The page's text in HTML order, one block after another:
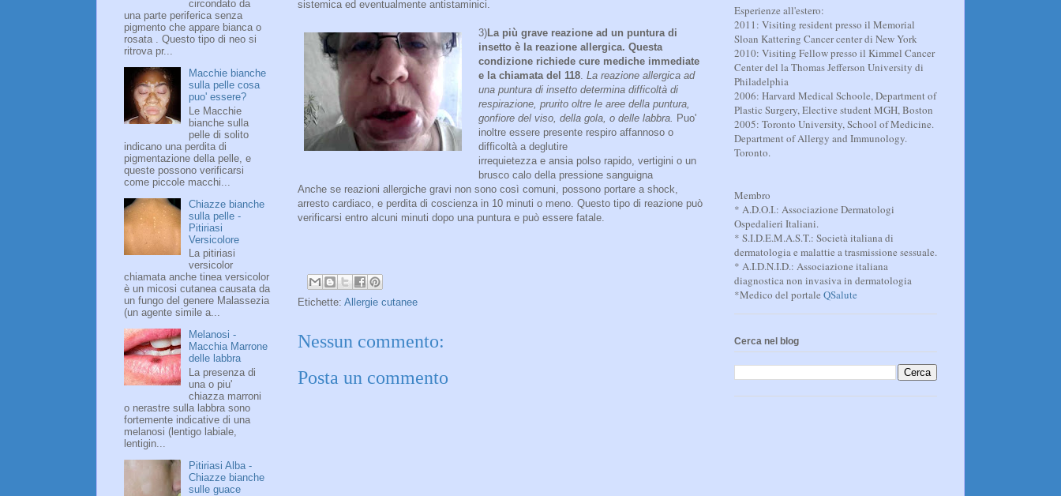
sistemica ed eventualmente antistaminici.
3)La più grave reazione ad un puntura di
insetto è la reazione allergica. Questa
condizione richiede cure mediche immediate
e la chiamata del 118 La reazione allergica ad
una puntura di insetto determina difficoltà di
respirazione, prurito oltre le aree della puntura,
gonfiore del viso, della gola, o delle labbra. Puo'
inoltre essere presente respiro affannoso o
difficoltà a deglutire
irrequietezza e ansia polso rapido, vertigini o un
brusco calo della pressione sanguigna
Anche se reazioni allergiche gravi non sono così comuni, possono portare a shock,
arresto cardiaco, e perdita di coscienza in 10 minuti o meno. Questo tipo di reazione può
verificarsi entro alcuni minuti dopo una puntura e può essere fatale.
Etichette: Allergie cutanee
Nessun commento:
Posta un commento
circondato da
una parte periferica senza
pigmento che appare bianca o
rosata . Questo tipo di neo si
ritrova pr...
Macchie bianche
sulla pelle cosa
puo' essere?
Le Macchie
bianche sulla
pelle di solito
indicano una perdita di
pigmentazione della pelle, e
queste possono verificarsi
come piccole macchi...
Chiazze bianche
sulla pelle -
Pitiriasi
Versicolore
La pitiriasi
versicolor
chiamata anche tinea versicolor
è un micosi cutanea causata da
un fungo del genere Malassezia
(un agente simile a...
Melanosi -
Macchia Marrone
delle labbra
La presenza di
una o piu'
chiazza marroni
o nerastre sulla labbra sono
fortemente indicative di una
melanosi (lentigo labiale,
lentigin...
Pitiriasi Alba -
Chiazze bianche
sulle guace
Esperienze all'estero:
2011: Visiting resident presso il Memorial
Sloan Kattering Cancer center di New York
2010: Visiting Fellow presso il Kimmel Cancer
Center del la Thomas Jefferson University di
Philadelphia
2006: Harvard Medical Schoole, Department of
Plastic Surgery, Elective student MGH, Boston
2005: Toronto University, School of Medicine.
Department of Allergy and Immunology.
Toronto.
Membro
* A.D.O.I.: Associazione Dermatologi
Ospedalieri Italiani.
* S.I.D.E.M.A.S.T.: Società italiana di
dermatologia e malattie a trasmissione sessuale.
* A.I.D.N.I.D.: Associazione italiana
diagnostica non invasiva in dermatologia
*Medico del portale QSalute
Cerca nel blog